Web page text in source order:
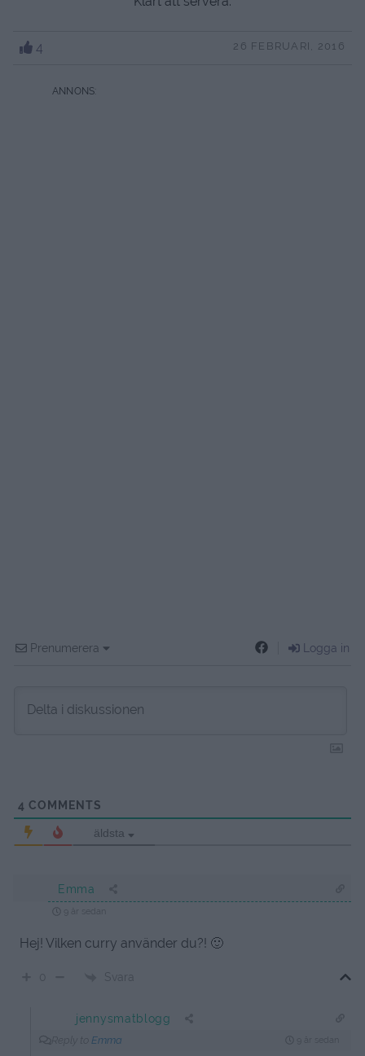
4 26 FEBRUARI, 2016
Prenumerera Logga in
4 COMMENTS
äldsta
Emma
Hej! Vilken curry använder du?! 🙂
0 Svara
jennysmatblogg
Emma